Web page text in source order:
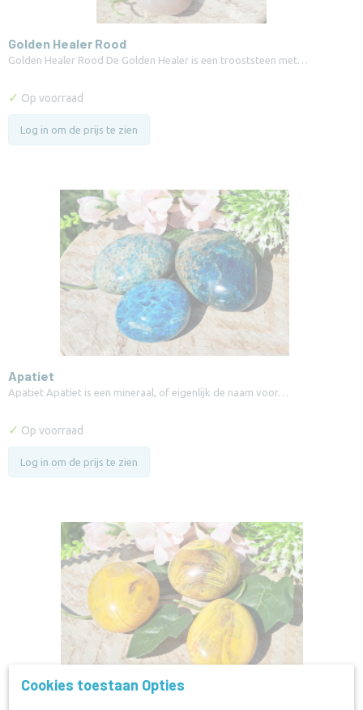
Golden Healer Rood
Golden Healer Rood De Golden Healer is een trooststeen met…
✓ Op voorraad
Log in om de prijs te zien
Apatiet
Apatiet Apatiet is een mineraal, of eigenlijk de naam voor…
✓ Op voorraad
Log in om de prijs te zien
Cookies toestaan Opties